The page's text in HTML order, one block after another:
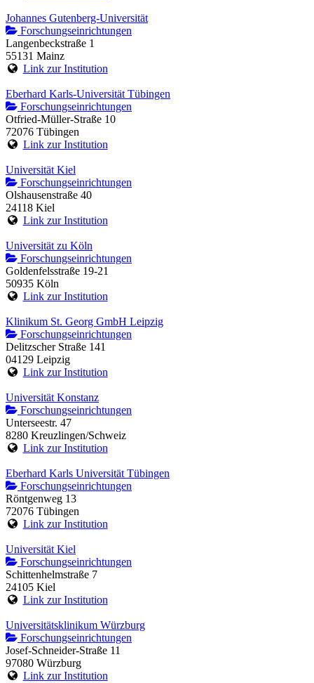
Johannes Gutenberg-Universität
Forschungseinrichtungen
Langenbeckstraße 1
55131 Mainz
Link zur Institution
Eberhard Karls-Universität Tübingen
Forschungseinrichtungen
Otfried-Müller-Straße 10
72076 Tübingen
Link zur Institution
Universität Kiel
Forschungseinrichtungen
Olshausenstraße 40
24118 Kiel
Link zur Institution
Universität zu Köln
Forschungseinrichtungen
Goldenfelsstraße 19-21
50935 Köln
Link zur Institution
Klinikum St. Georg GmbH Leipzig
Forschungseinrichtungen
Delitzscher Straße 141
04129 Leipzig
Link zur Institution
Universität Konstanz
Forschungseinrichtungen
Unterseestr. 47
8280 Kreuzlingen/Schweiz
Link zur Institution
Eberhard Karls Universität Tübingen
Forschungseinrichtungen
Röntgenweg 13
72076 Tübingen
Link zur Institution
Universität Kiel
Forschungseinrichtungen
Schittenhelmstraße 7
24105 Kiel
Link zur Institution
Universitätsklinikum Würzburg
Forschungseinrichtungen
Josef-Schneider-Straße 11
97080 Würzburg
Link zur Institution